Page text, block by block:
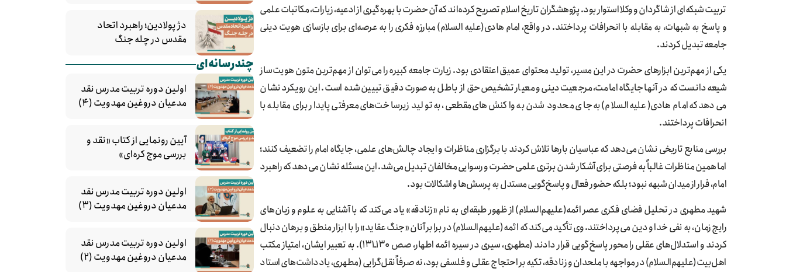
تربیت شبکه‌ای از شاگردان و وکلا استوار بود. پژوهشگران تاریخ اسلام تصریح کرده‌اند که آن حضرت با بهره‌گیری از ادعیه، زیارات، مکاتبات علمی
و پاسخ به شبهات، به مقابله با انحرافات پرداختند. در واقع، امام هادی(علیه السلام) مبارزه فکری را به عرصه‌ای برای بازسازی هویت دینی
جامعه تبدیل کردند.
یکی از مهم‌ترین ابزارهای حضرت در این مسیر، تولید محتوای عمیق اعتقادی بود. زیارت جامعه کبیره را می‌توان از مهم‌ترین متون هویت‌ساز
شیعه دانست که در آنها جایگاه امامت، مرجعیت دینی و معیار تشخیص حق از باطل به‌صورت دقیق تبیین شده است. این رویکرد نشان
می‌دهد که امام هادی(علیه السلام) به جای محدود شدن به واکنش‌های مقطعی، به تولید زیرساخت‌های معرفتی پایدار برای مقابله با
انحرافات پرداختند.
بررسی منابع تاریخی نشان می‌دهد که عباسیان بارها تلاش کردند با برگزاری مناظرات و ایجاد چالش‌های علمی، جایگاه امام را تضعیف کنند؛
اما همین مناظرات غالباً به فرصتی برای آشکار شدن برتری علمی حضرت و رسوایی مخالفان تبدیل می‌شد. این مسئله نشان می‌دهد که راهبرد
امام، فرار از میدان شبهه نبود؛ بلکه حضور فعال و پاسخ‌گویی مستدل به پرسش‌ها و اشکالات بود.
شهید مطهری در تحلیل فضای فکری عصر ائمه(علیهم‌السلام) از ظهور طبقه‌ای به نام «زنادقه» یاد می‌کند که با آشنایی به علوم و زبان‌های
رایج زمان، به نفی خدا و دین می‌پرداختند. وی تأکید می‌کند که ائمه(علیهم‌السلام) در برابر آنان «جنگ عقاید» را با ابزار منطق و برهان دنبال
کردند و استدلال‌های عقلی را محور پاسخ‌گویی قرار دادند (مطهری، سیری در سیره ائمه اطهار، صص ۱۳۰ـ۱۳۱). به تعبیر ایشان، امتیاز مکتب
اهل‌بیت(علیهم‌السلام) در مواجهه با ملحدان و زنادقه، تکیه بر احتجاج عقلی و فلسفی بود، نه صرفاً نقل‌گرایی (مطهری، یادداشت‌های استاد
دژ پولادین؛ راهبرد اتحاد
مقدس در چله جنگ
چندرسانه‌ای
اولین دوره تربیت مدرس نقد
مدعیان دروغین مهدویت (۴)
آیین رونمایی از کتاب «نقد و
بررسی موج کره‌ای»
اولین دوره تربیت مدرس نقد
مدعیان دروغین مهدویت (۳)
اولین دوره تربیت مدرس نقد
مدعیان دروغین مهدویت (۲)